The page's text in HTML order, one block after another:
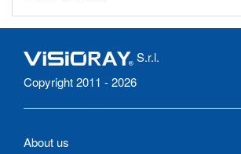
S.r.l.
Copyright 2011 - 2026
About us